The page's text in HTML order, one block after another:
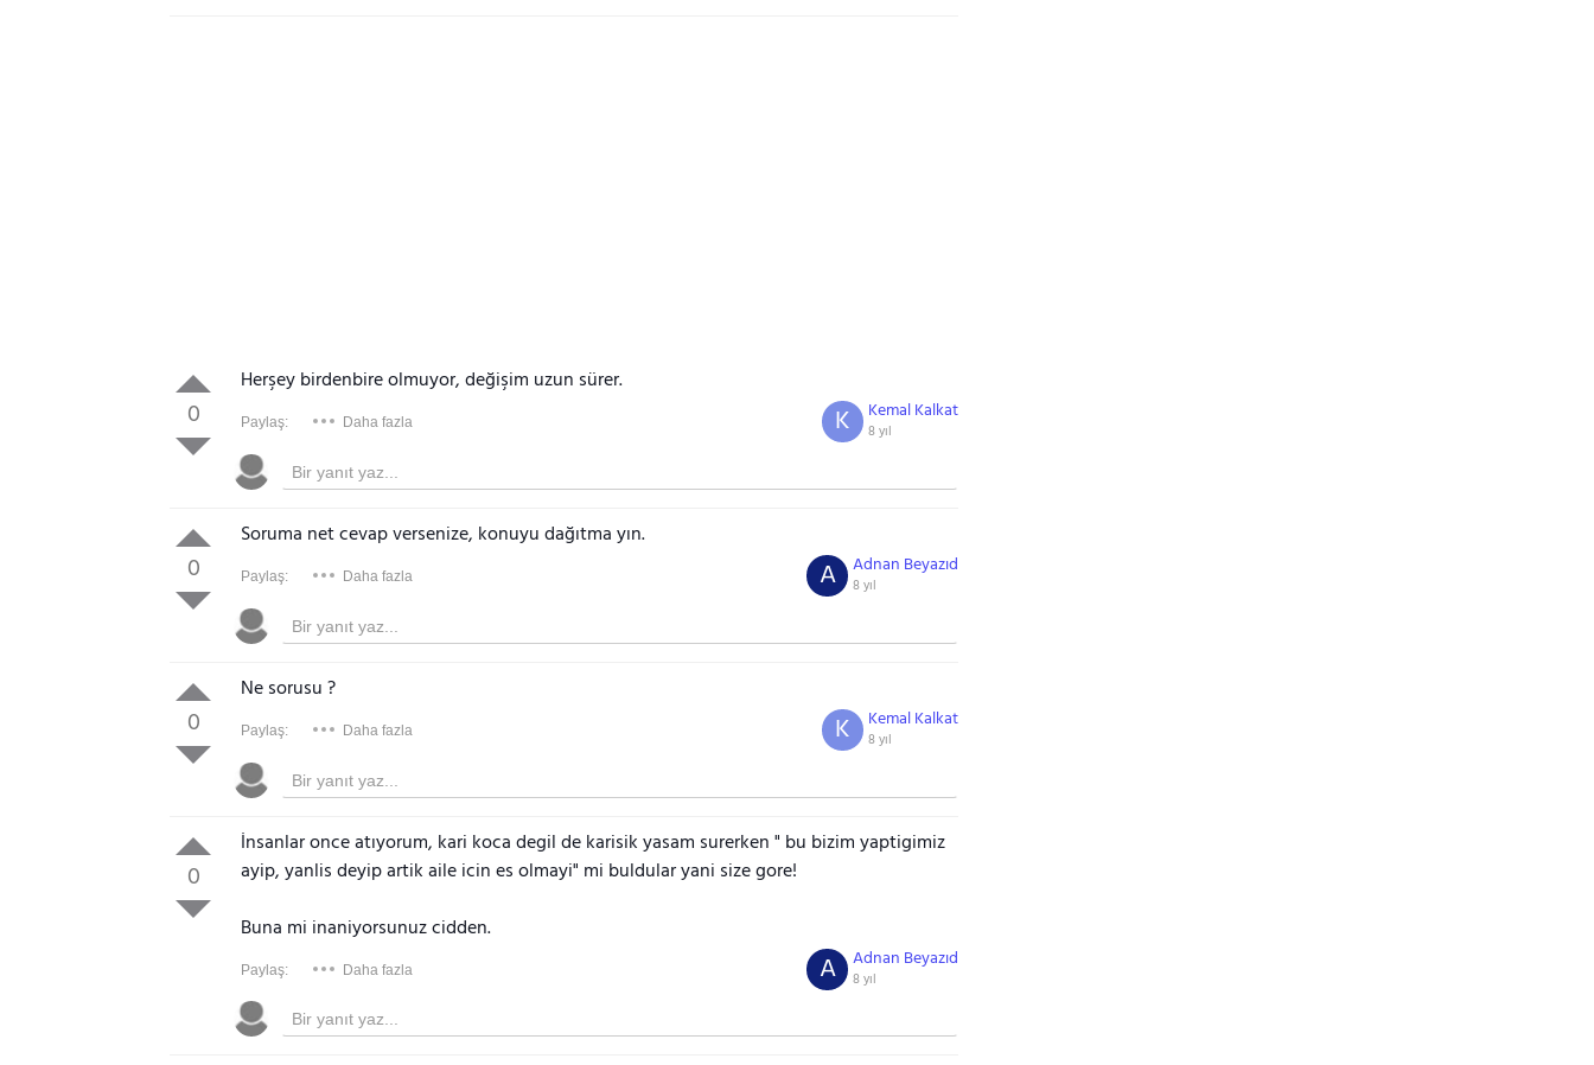
0
Herşey birdenbire olmuyor, değişim uzun sürer.
Paylaş: Daha fazla Kemal Kalkat
8 yıl
K
0
Soruma net cevap versenize, konuyu dağıtma yın.
Paylaş: Daha fazla Adnan Beyazıd
8 yıl
A
0
Ne sorusu ?
Paylaş: Daha fazla Kemal Kalkat
8 yıl
K
0
İnsanlar once atıyorum, kari koca degil de karisik yasam surerken " bu bizim yaptigimiz
ayip, yanlis deyip artik aile icin es olmayi" mi buldular yani size gore!
Buna mi inaniyorsunuz cidden.
Paylaş: Daha fazla Adnan Beyazıd
8 yıl
A